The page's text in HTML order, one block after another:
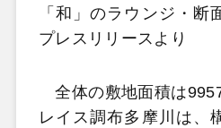
「和」のラウンジ
プレスリリースより
全体の敷地面積は
レイス調布多摩川は、